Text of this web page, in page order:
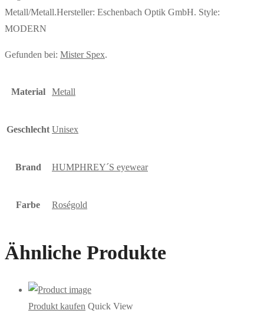
Metall/Metall.Hersteller: Eschenbach Optik GmbH. Style:
MODERN
Gefunden bei: Mister Spex.
Material Metall
Geschlecht Unisex
Brand HUMPHREY´S eyewear
Farbe Roségold
Ähnliche Produkte
Produkt kaufen Quick View